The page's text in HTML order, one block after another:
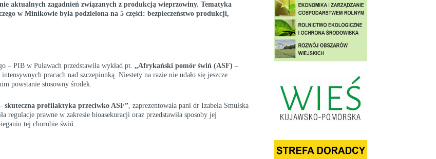
aktualnych zagadnień związanych z produkcją wieprzowiny. Tematyka
w Minikowie była podzielona na 5 części: bezpieczeństwo produkcji,
– PIB w Puławach przedstawiła wykład pt. „Afrykański pomór świń (ASF) –
pracach nad szczepionką. Niestety na razie nie udało się jeszcze
powstanie stosowny środek.
skuteczna profilaktyka przeciwko ASF”, zaprezentowała pani dr Izabela Smulska
prawne w zakresie bioasekuracji oraz przedstawiła sposoby jej
tej chorobie świń.